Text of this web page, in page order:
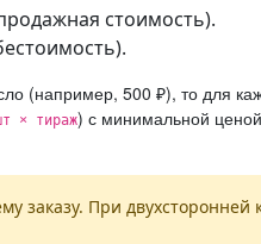
стоимость).
(например, 500 ₽), то для
× тираж) с минимальной
заказу. При